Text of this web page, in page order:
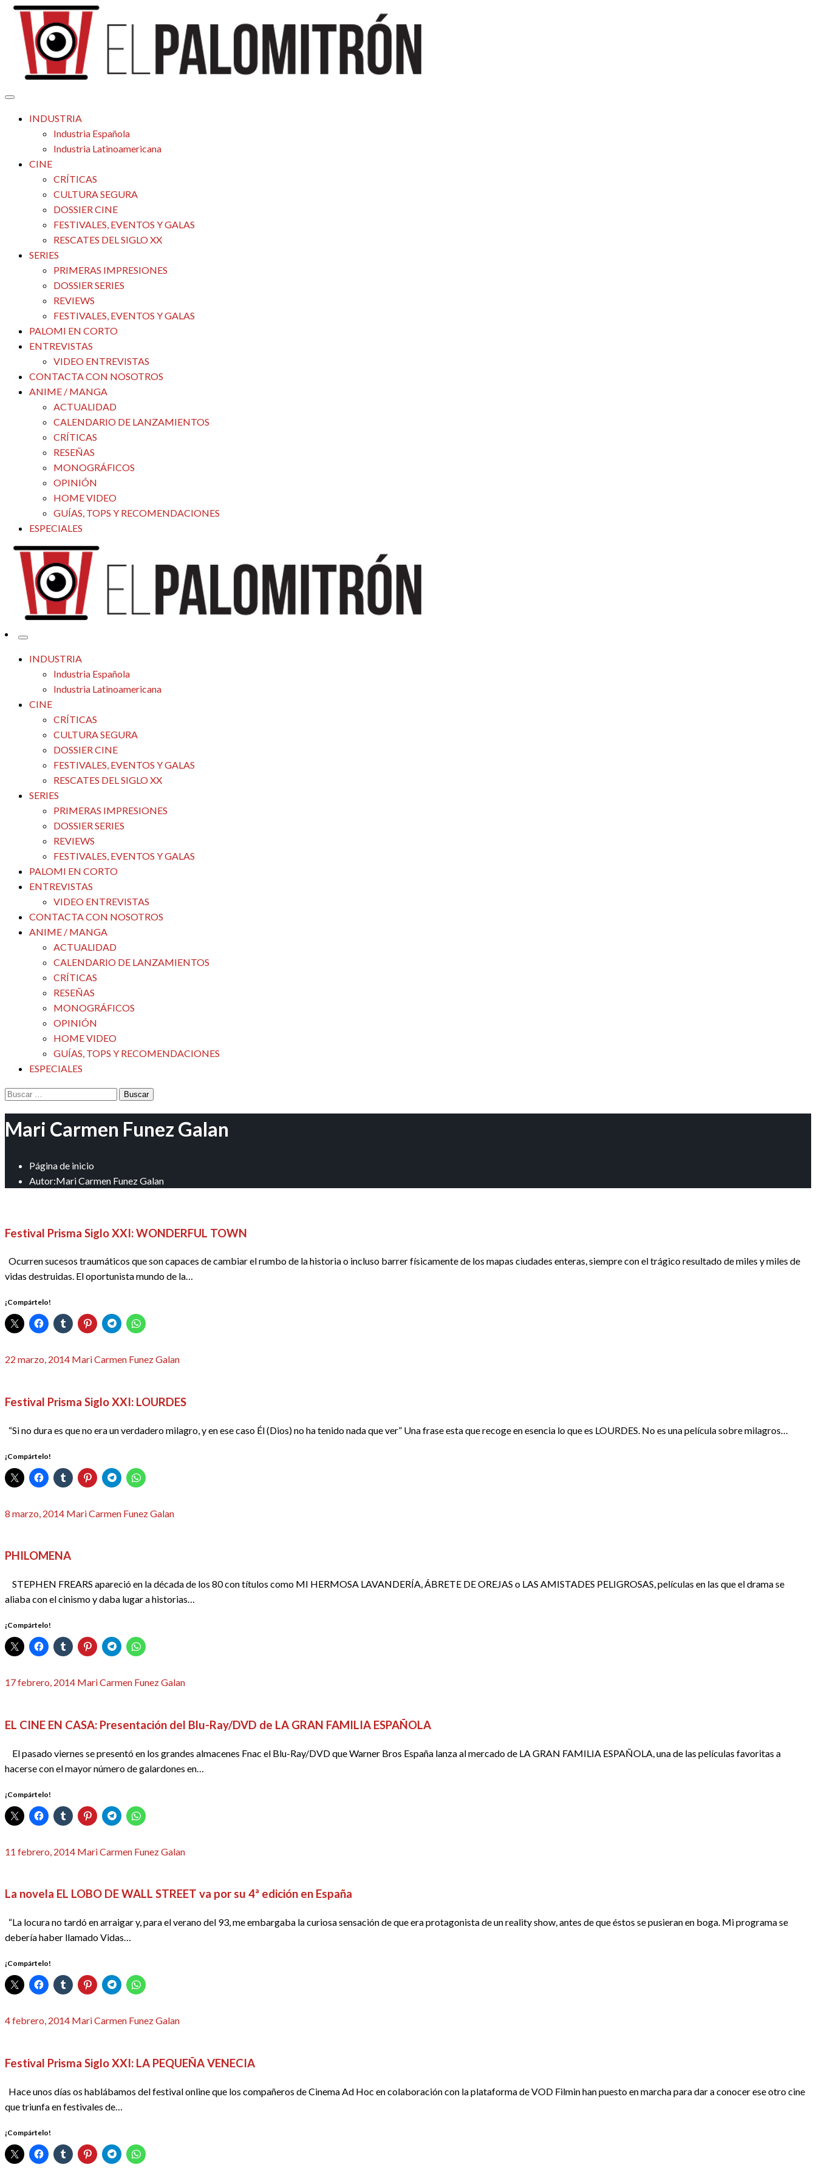
Saltar
contenido
El Palomitrón
Tu espacio de la industria de cine española y latinoamericana
INDUSTRIA
Industria Española
Industria Latinoamericana
CINE
CRÍTICAS
CULTURA SEGURA
DOSSIER CINE
FESTIVALES, EVENTOS Y GALAS
RESCATES DEL SIGLO XX
SERIES
PRIMERAS IMPRESIONES
DOSSIER SERIES
REVIEWS
FESTIVALES, EVENTOS Y GALAS
PALOMI EN CORTO
ENTREVISTAS
VIDEO ENTREVISTAS
CONTACTA CON NOSOTROS
ANIME / MANGA
ACTUALIDAD
CALENDARIO DE LANZAMIENTOS
CRÍTICAS
RESEÑAS
MONOGRÁFICOS
OPINIÓN
HOME VIDEO
GUÍAS, TOPS Y RECOMENDACIONES
ESPECIALES
El Palomitrón
Tu espacio de la industria de cine española y latinoamericana
INDUSTRIA
Industria Española
Industria Latinoamericana
CINE
CRÍTICAS
CULTURA SEGURA
DOSSIER CINE
FESTIVALES, EVENTOS Y GALAS
RESCATES DEL SIGLO XX
SERIES
PRIMERAS IMPRESIONES
DOSSIER SERIES
REVIEWS
FESTIVALES, EVENTOS Y GALAS
PALOMI EN CORTO
ENTREVISTAS
VIDEO ENTREVISTAS
CONTACTA CON NOSOTROS
ANIME / MANGA
ACTUALIDAD
CALENDARIO DE LANZAMIENTOS
CRÍTICAS
RESEÑAS
MONOGRÁFICOS
OPINIÓN
HOME VIDEO
GUÍAS, TOPS Y RECOMENDACIONES
ESPECIALES
Buscar:
Mari Carmen Funez Galan
Página de inicio
Autor:Mari Carmen Funez Galan
Festival Prisma Siglo XXI: WONDERFUL TOWN
Ocurren sucesos traumáticos que son capaces de cambiar el rumbo de la historia o incluso barrer físicamente de los mapas ciudades enteras, siempre con el trágico resultado de miles y miles de
vidas destruidas. El oportunista mundo de la…
¡Compártelo!
Publicado
22 marzo, 2014 Mari Carmen Funez Galan
Festival Prisma Siglo XXI: LOURDES
“Si no dura es que no era un verdadero milagro, y en ese caso Él (Dios) no ha tenido nada que ver” Una frase esta que recoge en esencia lo que es LOURDES. No es una película sobre milagros…
¡Compártelo!
Publicado
8 marzo, 2014 Mari Carmen Funez Galan
PHILOMENA
STEPHEN FREARS apareció en la década de los 80 con títulos como MI HERMOSA LAVANDERÍA, ÁBRETE DE OREJAS o LAS AMISTADES PELIGROSAS, películas en las que el drama se
aliaba con el cinismo y daba lugar a historias…
¡Compártelo!
Publicado
17 febrero, 2014 Mari Carmen Funez Galan
EL CINE EN CASA: Presentación del Blu-Ray/DVD de LA GRAN FAMILIA ESPAÑOLA
El pasado viernes se presentó en los grandes almacenes Fnac el Blu-Ray/DVD que Warner Bros España lanza al mercado de LA GRAN FAMILIA ESPAÑOLA, una de las películas favoritas a
hacerse con el mayor número de galardones en…
¡Compártelo!
Publicado
11 febrero, 2014 Mari Carmen Funez Galan
La novela EL LOBO DE WALL STREET va por su 4ª edición en España
“La locura no tardó en arraigar y, para el verano del 93, me embargaba la curiosa sensación de que era protagonista de un reality show, antes de que éstos se pusieran en boga. Mi programa se
debería haber llamado Vidas…
¡Compártelo!
Publicado
4 febrero, 2014 Mari Carmen Funez Galan
Festival Prisma Siglo XXI: LA PEQUEÑA VENECIA
Hace unos días os hablábamos del festival online que los compañeros de Cinema Ad Hoc en colaboración con la plataforma de VOD Filmin han puesto en marcha para dar a conocer ese otro cine
que triunfa en festivales de…
¡Compártelo!